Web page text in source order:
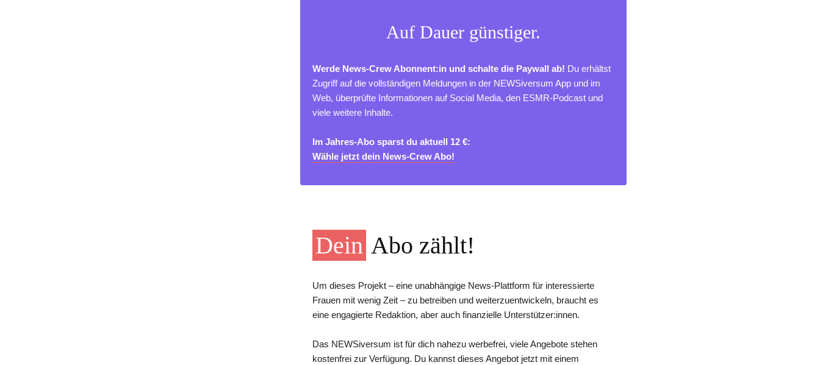
Auf Dauer günstiger.
Werde News-Crew Abonnent:in und schalte die Paywall ab! Du erhältst
Zugriff auf die vollständigen Meldungen in der NEWSiversum App und im
Web, überprüfte Informationen auf Social Media, den ESMR-Podcast und
viele weitere Inhalte.
Im Jahres-Abo sparst du aktuell 12 €:
Wähle jetzt dein News-Crew Abo!
Dein Abo zählt!
Um dieses Projekt – eine unabhängige News-Plattform für interessierte
Frauen mit wenig Zeit – zu betreiben und weiterzuentwickeln, braucht es
eine engagierte Redaktion, aber auch finanzielle Unterstützer:innen.
Das NEWSiversum ist für dich nahezu werbefrei, viele Angebote stehen
kostenfrei zur Verfügung. Du kannst dieses Angebot jetzt mit einem